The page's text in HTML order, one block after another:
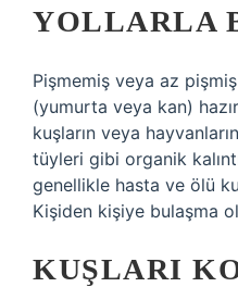
YOLLARLA
Pişmemiş veya az
(yumurta veya kan)
kuşların veya
tüyleri gibi organik
genellikle hasta ve ölü
Kişiden kişiye bulaşma
KUŞLARI